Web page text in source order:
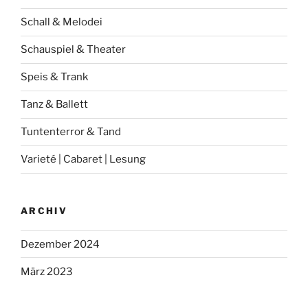
Schall & Melodei
Schauspiel & Theater
Speis & Trank
Tanz & Ballett
Tuntenterror & Tand
Varieté | Cabaret | Lesung
ARCHIV
Dezember 2024
März 2023